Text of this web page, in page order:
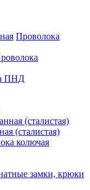
Проволока
ПНД
(сталистая)
колючая
замки, крюки